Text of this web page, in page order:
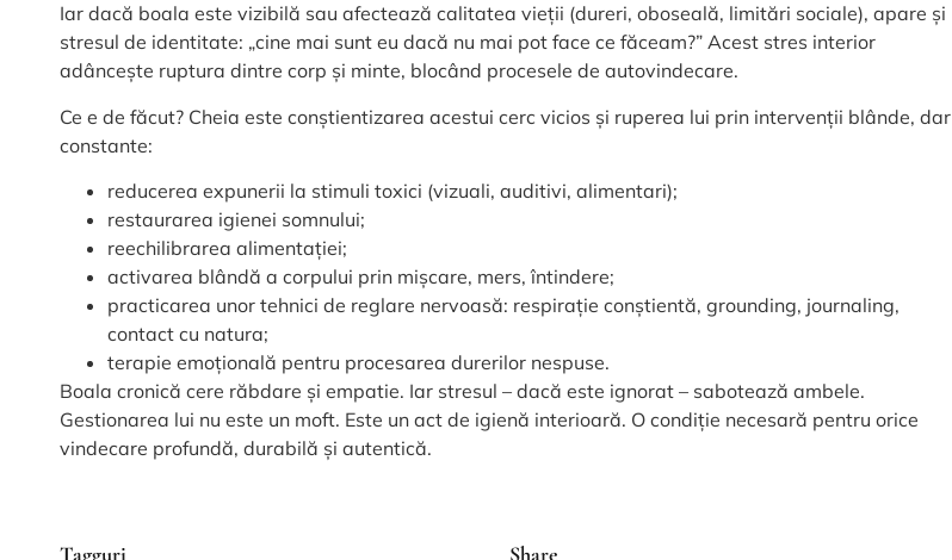
Iar dacă boala este vizibilă sau afectează calitatea vieții (dureri, oboseală, limitări sociale), apare și
stresul de identitate: „cine mai sunt eu dacă nu mai pot face ce făceam?” Acest stres interior
adâncește ruptura dintre corp și minte, blocând procesele de autovindecare.
Ce e de făcut? Cheia este conștientizarea acestui cerc vicios și ruperea lui prin intervenții blânde, dar
constante:
reducerea expunerii la stimuli toxici (vizuali, auditivi, alimentari);
restaurarea igienei somnului;
reechilibrarea alimentației;
activarea blândă a corpului prin mișcare, mers, întindere;
practicarea unor tehnici de reglare nervoasă: respirație conștientă, grounding, journaling,
contact cu natura;
terapie emoțională pentru procesarea durerilor nespuse.
Boala cronică cere răbdare și empatie. Iar stresul – dacă este ignorat – sabotează ambele.
Gestionarea lui nu este un moft. Este un act de igienă interioară. O condiție necesară pentru orice
vindecare profundă, durabilă și autentică.
Tagguri Share